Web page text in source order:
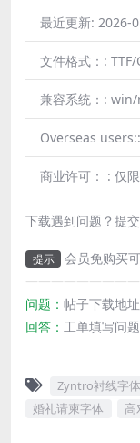
最近更新: 2026-
文件格式：: TTF/
兼容系统：: win/
Overseas users::
商业许可： : 仅
下载遇到问题？提
提示 会员免购买
问题： 帖子下载地
回答： 工单填写问
Zyntro衬线字体
婚礼请柬字体
高